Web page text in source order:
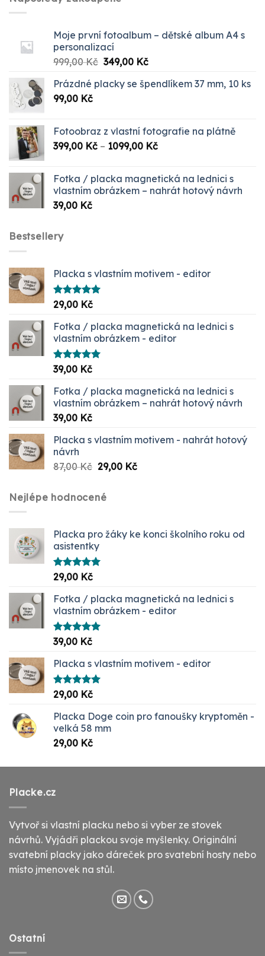
Moje první fotoalbum – dětské album A4 s
personalizací
999,00Kč Původní
byla:
349,00 KčAktuální
je:
Prázdné placky se špendlíkem 37 mm, 10 ks
99,00 Kč
Fotoobraz z vlastní fotografie na plátně
399,00 Kč – 1099,00 KčRozpětí
až
1099,00 Kč
Fotka / placka magnetická na lednici s
vlastním obrázkem – nahrát hotový návrh
39,00 Kč
Bestsellery
Placka s vlastním motivem - editor
Hodnocení
5.00
29,00 Kč
Fotka / placka magnetická na lednici s
vlastním obrázkem - editor
Hodnocení
5.00
39,00 Kč
Fotka / placka magnetická na lednici s
vlastním obrázkem – nahrát hotový návrh
39,00 Kč
Placka s vlastním motivem - nahrát hotový
návrh
87,00Kč Původní
byla:
87,00 Kč.
29,00 KčAktuální
Nejlépe hodnocené
Placka pro žáky ke konci školního roku od
asistentky
Hodnocení
5.00
29,00 Kč
Fotka / placka magnetická na lednici s
vlastním obrázkem - editor
Hodnocení
5.00
39,00 Kč
Placka s vlastním motivem - editor
Hodnocení
5.00
29,00 Kč
Placka Doge coin pro fanoušky kryptoměn -
velká 58 mm
29,00 Kč
Placke.cz
Vytvoř si vlastní placku nebo si vyber ze stovek
návrhů. Vyjádři plackou svoje myšlenky. Originální
svatební placky jako dáreček pro svatební hosty nebo
místo jmenovek na stůl.
Ostatní